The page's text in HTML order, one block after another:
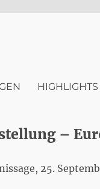
HIGHLIGHTS
–
25.